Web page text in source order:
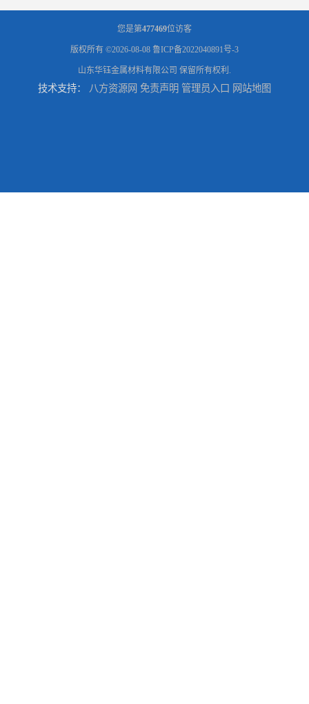
您是第477469位访客
版权所有 ©2026-08-08 鲁ICP备2022040891号-3
山东华钰金属材料有限公司 保留所有权利.
技术支持： 八方资源网 免责声明 管理员入口 网站地图